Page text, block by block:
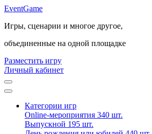
EventGame
Игры, сценарии и многое другое,
объединенные на одной площадке
Разместить игру
Личный кабинет
Категории игр
Online-мероприятия 340 шт.
Выпускной 195 шт.